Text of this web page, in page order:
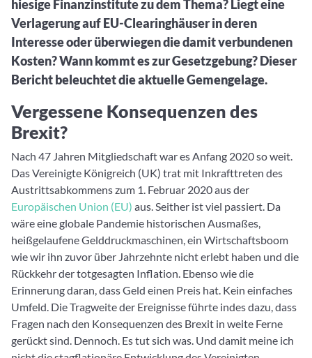
hiesige Finanzinstitute zu dem Thema? Liegt eine
Verlagerung auf EU-Clearinghäuser in deren
Interesse oder überwiegen die damit verbundenen
Kosten? Wann kommt es zur Gesetzgebung? Dieser
Bericht beleuchtet die aktuelle Gemengelage.
Vergessene Konsequenzen des
Brexit?
Nach 47 Jahren Mitgliedschaft war es Anfang 2020 so weit.
Das Vereinigte Königreich (UK) trat mit Inkrafttreten des
Austrittsabkommens zum 1. Februar 2020 aus der
Europäischen Union (EU) aus. Seither ist viel passiert. Da
wäre eine globale Pandemie historischen Ausmaßes,
heißgelaufene Gelddruckmaschinen, ein Wirtschaftsboom
wie wir ihn zuvor über Jahrzehnte nicht erlebt haben und die
Rückkehr der totgesagten Inflation. Ebenso wie die
Erinnerung daran, dass Geld einen Preis hat. Kein einfaches
Umfeld. Die Tragweite der Ereignisse führte indes dazu, dass
Fragen nach den Konsequenzen des Brexit in weite Ferne
gerückt sind. Dennoch. Es tut sich was. Und damit meine ich